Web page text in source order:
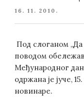
POSTED
16. 11. 2010.
Под слоганом
поводом
Међународног
одржана je јуче,
новинаре.